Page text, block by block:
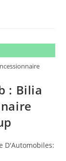
: Bilia
D'Automobiles: